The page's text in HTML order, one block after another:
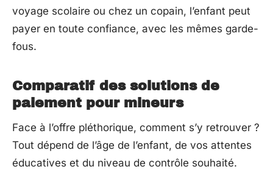
voyage scolaire ou chez un copain, l’enfant peut
payer en toute confiance, avec les mêmes garde-
fous.
Comparatif des solutions de
paiement pour mineurs
Face à l’offre pléthorique, comment s’y retrouver ?
Tout dépend de l’âge de l’enfant, de vos attentes
éducatives et du niveau de contrôle souhaité.